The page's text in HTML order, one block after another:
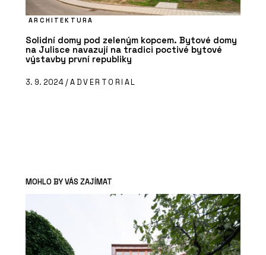
ARCHITEKTURA
Solidní domy pod zeleným kopcem. Bytové domy
na Julisce navazují na tradici poctivé bytové
výstavby první republiky
3. 9. 2024 /ADVERTORIAL
MOHLO BY VÁS ZAJÍMAT